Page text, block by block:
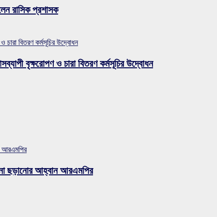
রাসিক প্রশাসক
চারা বিতরণ কর্মসূচির উদ্বোধন
বৃক্ষরোপণ ও চারা বিতরণ কর্মসূচির উদ্বোধন
আরএমপির
ছড়ানোর আহ্বান আরএমপির